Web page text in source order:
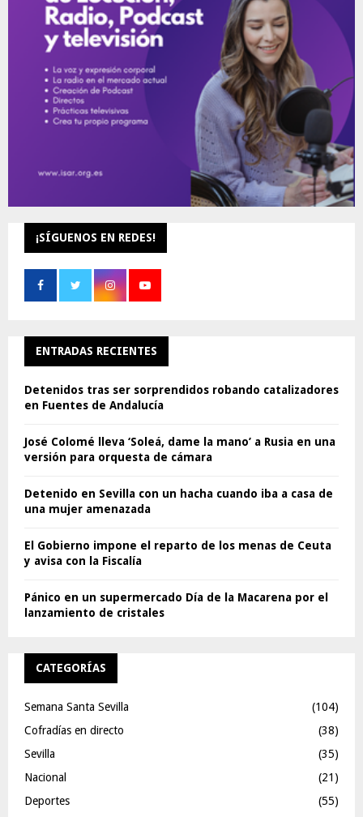
¡SÍGUENOS EN REDES!
ENTRADAS RECIENTES
Detenidos tras ser sorprendidos robando catalizadores
en Fuentes de Andalucía
José Colomé lleva ‘Soleá, dame la mano’ a Rusia en una
versión para orquesta de cámara
Detenido en Sevilla con un hacha cuando iba a casa de
una mujer amenazada
El Gobierno impone el reparto de los menas de Ceuta
y avisa con la Fiscalía
Pánico en un supermercado Día de la Macarena por el
lanzamiento de cristales
CATEGORÍAS
Semana Santa Sevilla
(104)
Cofradías en directo
(38)
Sevilla
(35)
Nacional
(21)
Deportes
(55)